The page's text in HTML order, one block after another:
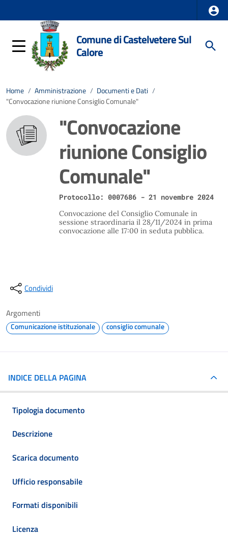
Comune di Castelvetere Sul
Calore
Home / Amministrazione / Documenti e Dati /
"Convocazione riunione Consiglio Comunale"
"Convocazione
riunione Consiglio
Comunale"
Protocollo: 0007686 - 21 novembre 2024
Convocazione del Consiglio Comunale in
sessione straordinaria il 28/11/2024 in prima
convocazione alle 17:00 in seduta pubblica.
Condividi
Argomenti
Comunicazione istituzionale consiglio comunale
INDICE DELLA PAGINA
Tipologia documento
Descrizione
Scarica documento
Ufficio responsabile
Formati disponibili
Licenza